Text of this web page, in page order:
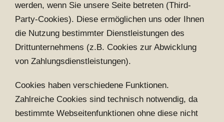
werden, wenn Sie unsere Seite betreten (Third-
Party-Cookies). Diese ermöglichen uns oder Ihnen
die Nutzung bestimmter Dienstleistungen des
Drittunternehmens (z.B. Cookies zur Abwicklung
von Zahlungsdienstleistungen).
Cookies haben verschiedene Funktionen.
Zahlreiche Cookies sind technisch notwendig, da
bestimmte Webseitenfunktionen ohne diese nicht